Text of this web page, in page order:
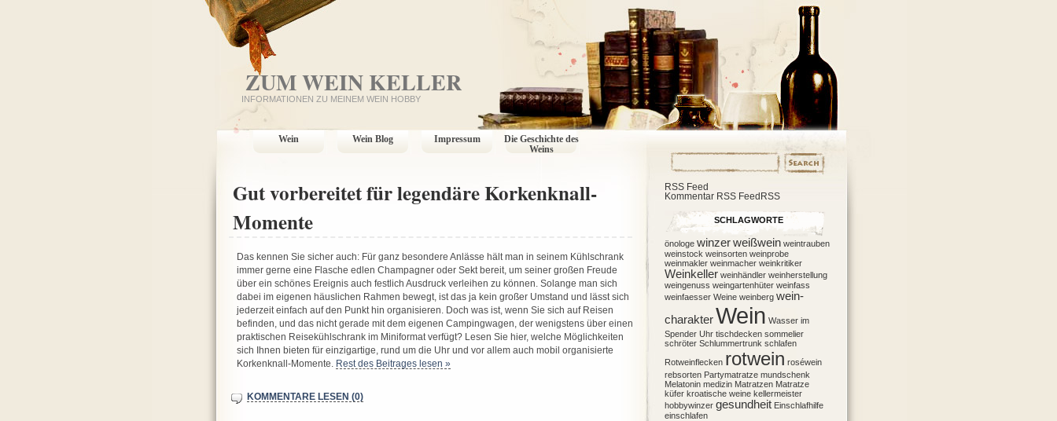
ZUM WEIN KELLER
INFORMATIONEN ZU MEINEM WEIN HOBBY
Wein Wein Blog Impressum
Die Geschichte des
Weins
Gut vorbereitet für legendäre Korkenknall-
Momente
Das kennen Sie sicher auch: Für ganz besondere Anlässe hält man in seinem Kühlschrank
immer gerne eine Flasche edlen Champagner oder Sekt bereit, um seiner großen Freude
über ein schönes Ereignis auch festlich Ausdruck verleihen zu können. Solange man sich
dabei im eigenen häuslichen Rahmen bewegt, ist das ja kein großer Umstand und lässt sich
jederzeit einfach auf den Punkt hin organisieren. Doch was ist, wenn Sie sich auf Reisen
befinden, und das nicht gerade mit dem eigenen Campingwagen, der wenigstens über einen
praktischen Reisekühlschrank im Miniformat verfügt? Lesen Sie hier, welche Möglichkeiten
sich Ihnen bieten für einzigartige, rund um die Uhr und vor allem auch mobil organisierte
Korkenknall-Momente.
Rest des Beitrages lesen »
KOMMENTARE LESEN (0)
RSS Feed
Kommentar RSS FeedRSS
SCHLAGWORTE
önologe winzerweißwein weintrauben
weinstock weinsorten weinprobe
weinmakler weinmacher weinkritiker
Weinkeller weinhändler weinherstellung
weingenuss weingartenhüter weinfass
weinfaesser Weine weinberg wein-
charakterWein Wasser im
Spender Uhr tischdecken sommelier
schröter Schlummertrunk schlafen
Rotweinflecken rotwein roséwein
rebsorten Partymatratze mundschenk
Melatonin medizin Matratzen Matratze
küfer kroatische weine kellermeister
hobbywinzer gesundheit Einschlafhilfe
einschlafen